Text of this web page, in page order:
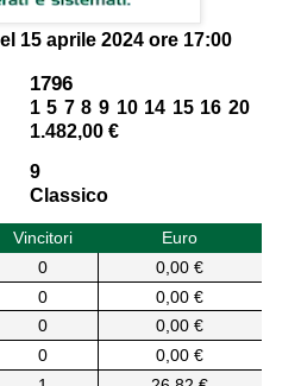
15 aprile 2024 ore 17:00
1796
1 5 7 8 9 10 14 15 16 20
1.482,00 €
9
Classico
Vincitori
Euro
0
0,00 €
0
0,00 €
0
0,00 €
0
0,00 €